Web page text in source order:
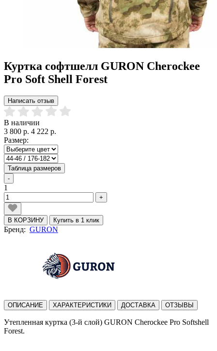
Куртка софтшелл GURON Cherockee
Pro Soft Shell Forest
Написать отзыв
В наличии
3 800 р. 4 222 р.
Размер:
Таблица размеров
-
1
+
В КОРЗИНУ Купить в 1 клик
Бренд: GURON
ОПИСАНИЕ ХАРАКТЕРИСТИКИ ДОСТАВКА ОТЗЫВЫ
Утепленная куртка (3-й слой) GURON Cherockee Pro Softshell
Forest.